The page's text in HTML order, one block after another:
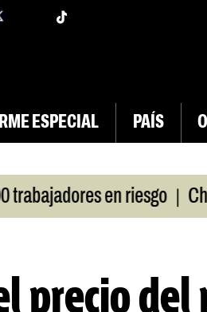
facebook
ESPECIAL PAÍS
en riesgo | China
precio